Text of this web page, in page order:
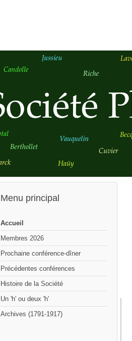
Menu principal
Accueil
Membres 2026
Prochaine conférence-dîner
Précédentes conférences
Histoire de la Société
Un 'h' ou deux 'h'
Archives (1791-1917)